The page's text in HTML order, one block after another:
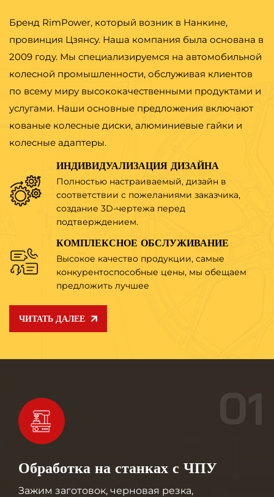
Бренд RimPower, который возник в Нанкине,
провинция Цзянсу. Наша компания была основана в
2009 году. Мы специализируемся на автомобильной
колесной промышленности, обслуживая клиентов
по всему миру высококачественными продуктами и
услугами. Наши основные предложения включают
кованые колесные диски, алюминиевые гайки и
колесные адаптеры.
ИНДИВИДУАЛИЗАЦИЯ ДИЗАЙНА
Полностью настраиваемый, дизайн в
соответствии с пожеланиями заказчика,
создание 3D-чертежа перед
подтверждением.
КОМПЛЕКСНОЕ ОБСЛУЖИВАНИЕ
Высокое качество продукции, самые
конкурентоспособные цены, мы обещаем
предложить лучшее
ЧИТАТЬ ДАЛЕЕ
Обработка на станках с ЧПУ
Зажим заготовок, черновая резка,